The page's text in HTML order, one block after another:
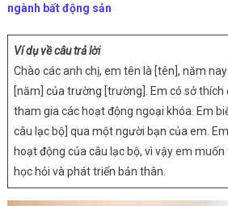
ngành bất động sản
Ví dụ về câu trả lời
Chào các anh chị, em tên là [tên], năm
[năm] của trường [trường]. Em có sở thích
tham gia các hoạt động ngoại khóa. Em
câu lạc bộ] qua một người bạn của em.
hoạt động của câu lạc bộ, vì vậy em
học hỏi và phát triển bản thân.